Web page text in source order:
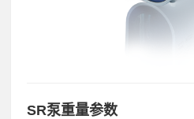
SR泵重量参数